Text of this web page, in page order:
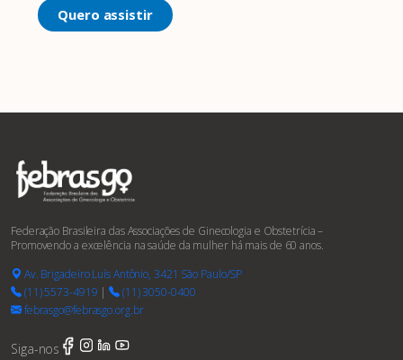
Quero assistir
Federação Brasileira das Associações de Ginecologia e Obstetrícia –
Promovendo a excelência na saúde da mulher há mais de 60 anos.
Av. Brigadeiro Luís Antônio, 3421 São Paulo/SP
(11) 5573-4919 |
(11) 3050-0400
febrasgo@febrasgo.org.br
Siga-nos